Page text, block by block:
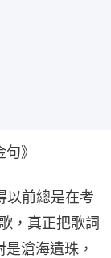
》
以前總是在考
，真正把歌詞
滄海遺珠，